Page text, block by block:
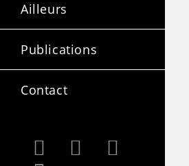
Ailleurs
Publications
Contact